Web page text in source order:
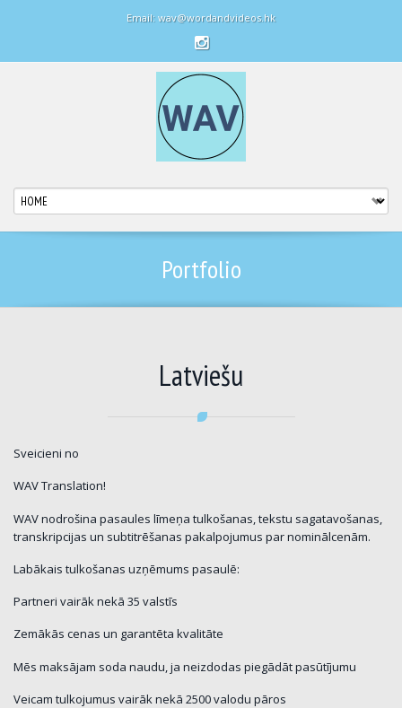
Email: wav@wordandvideos.hk
Portfolio
Latviešu
Sveicieni no
WAV Translation!
WAV nodrošina pasaules līmeņa tulkošanas, tekstu sagatavošanas,
transkripcijas un subtitrēšanas pakalpojumus par nominālcenām.
Labākais tulkošanas uzņēmums pasaulē:
Partneri vairāk nekā 35 valstīs
Zemākās cenas un garantēta kvalitāte
Mēs maksājam soda naudu, ja neizdodas piegādāt pasūtījumu
Veicam tulkojumus vairāk nekā 2500 valodu pāros